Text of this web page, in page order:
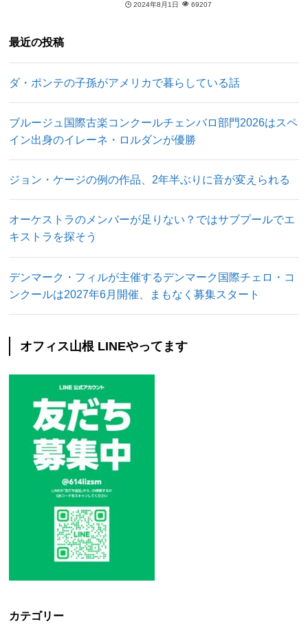
2024年8月1日 69207
最近の投稿
ダ・ポンテの子孫がアメリカで暮らしている話
ブルージュ国際古楽コンクールチェンバロ部門2026はスペ
イン出身のイレーネ・ロルダンが優勝
ジョン・ケージの例の作品、2年半ぶりに音が変えられる
オーケストラのメンバーが足りない？ではサブプールでエ
キストラを探そう
デンマーク・フィルが主催するデンマーク国際チェロ・コ
ンクールは2027年6月開催、まもなく募集スタート
オフィス山根 LINEやってます
カテゴリー